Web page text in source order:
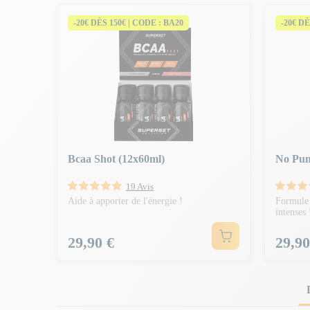
-20€ DÈS 150€ | CODE : BA20
Bcaa Shot (12x60ml)
19 Avis
Aide à apporter de l'énergie !
Prix
29,90 €
-20€
No
intenses
Prix